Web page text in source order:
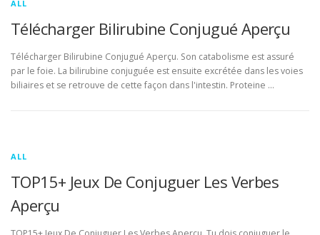
ALL
Télécharger Bilirubine Conjugué Aperçu
Télécharger Bilirubine Conjugué Aperçu. Son catabolisme est assuré
par le foie. La bilirubine conjuguée est ensuite excrétée dans les voies
biliaires et se retrouve de cette façon dans l'intestin. Proteine …
ALL
TOP15+ Jeux De Conjuguer Les Verbes
Aperçu